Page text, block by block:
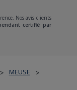
> MEUSE >
Nos avis clients
certifié par